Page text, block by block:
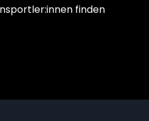
finden